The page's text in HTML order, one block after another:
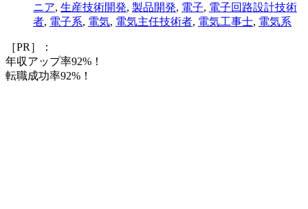
ニア, 生産技術開発, 製品開発, 電子, 電子回路設計技術
者, 電子系, 電気, 電気主任技術者, 電気工事士, 電気系
［PR］：
年収アップ率92%！
転職成功率92%！